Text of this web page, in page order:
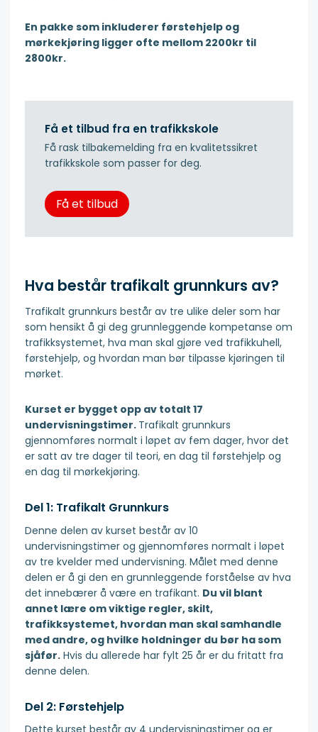
En pakke som inkluderer førstehjelp og
mørkekjøring ligger ofte mellom 2200kr til
2800kr.
Få et tilbud fra en trafikkskole
Få rask tilbakemelding fra en kvalitetssikret
trafikkskole som passer for deg.
Få et tilbud
Hva består trafikalt grunnkurs av?
Trafikalt grunnkurs består av tre ulike deler som har
som hensikt å gi deg grunnleggende kompetanse om
trafikksystemet, hva man skal gjøre ved trafikkuhell,
førstehjelp, og hvordan man bør tilpasse kjøringen til
mørket.
Kurset er bygget opp av totalt 17
undervisningstimer. Trafikalt grunnkurs
gjennomføres normalt i løpet av fem dager, hvor det
er satt av tre dager til teori, en dag til førstehjelp og
en dag til mørkekjøring.
Del 1: Trafikalt Grunnkurs
Denne delen av kurset består av 10
undervisningstimer og gjennomføres normalt i løpet
av tre kvelder med undervisning. Målet med denne
delen er å gi den en grunnleggende forståelse av hva
det innebærer å være en trafikant. Du vil blant
annet lære om viktige regler, skilt,
trafikksystemet, hvordan man skal samhandle
med andre, og hvilke holdninger du bør ha som
sjåfør. Hvis du allerede har fylt 25 år er du fritatt fra
denne delen.
Del 2: Førstehjelp
Dette kurset består av 4 undervisningstimer og er